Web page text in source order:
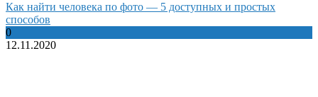
Как найти человека по фото — 5 доступных и простых
способов
0
12.11.2020